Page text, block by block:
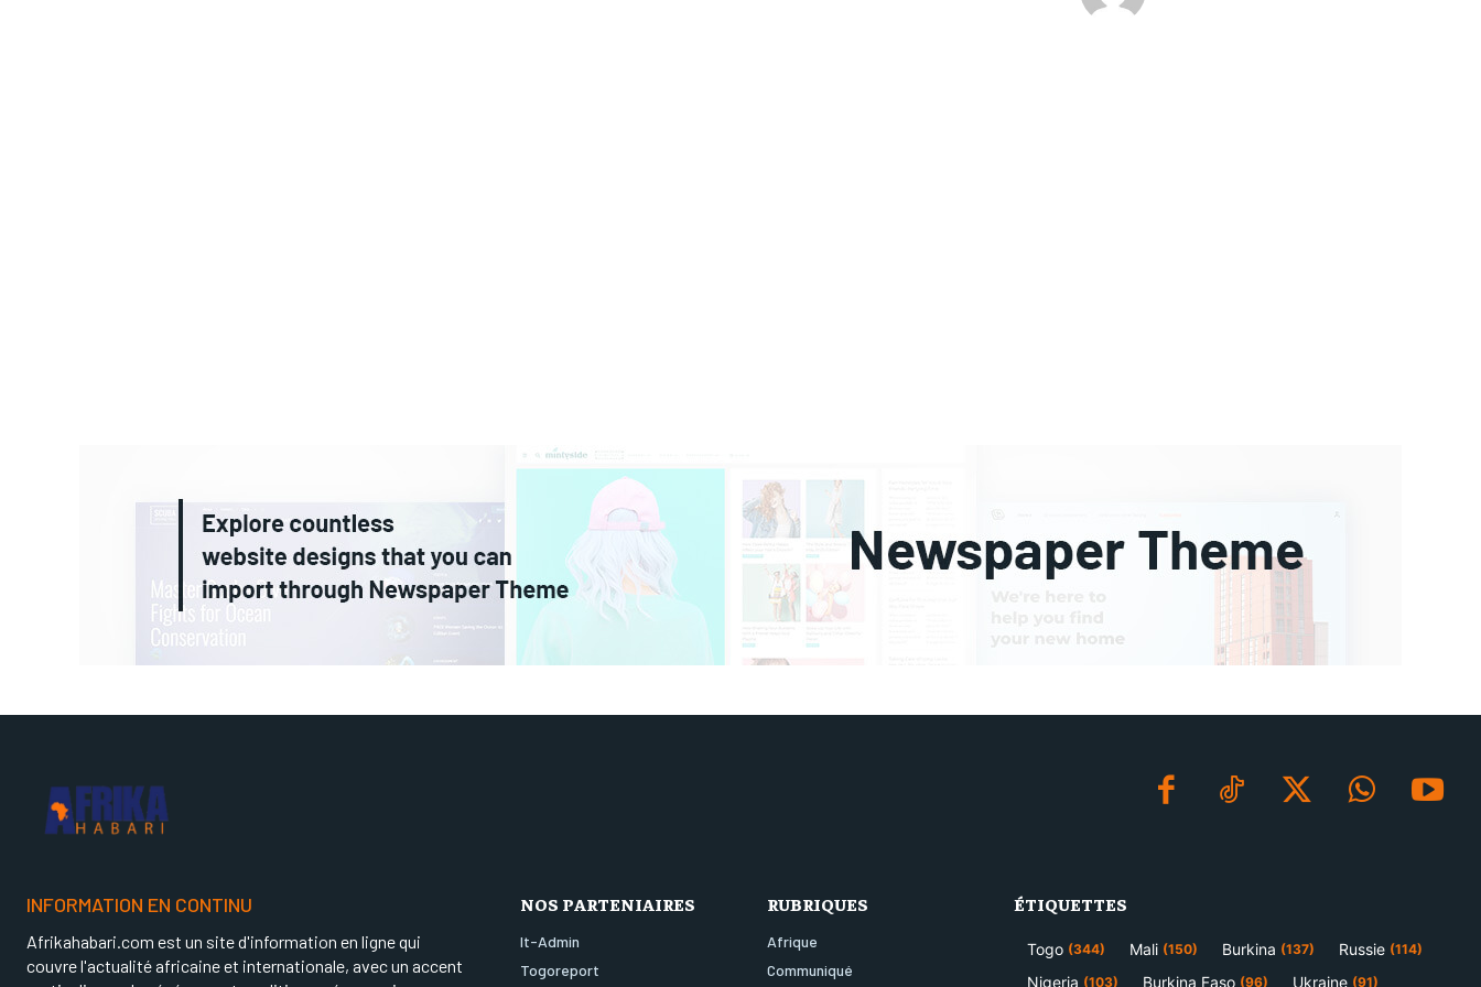
INFORMATION EN CONTINU
Afrikahabari.com est un site d'information en ligne qui
couvre l'actualité africaine et internationale, avec un accent
NOS PARTENIAIRES
It-Admin
Togoreport
RUBRIQUES
Afrique
Communiqué
ÉTIQUETTES
Togo (344) Mali (150) Burkina (137) Russie (114)
Nigeria (103) Burkina Faso (96) Ukraine (91)